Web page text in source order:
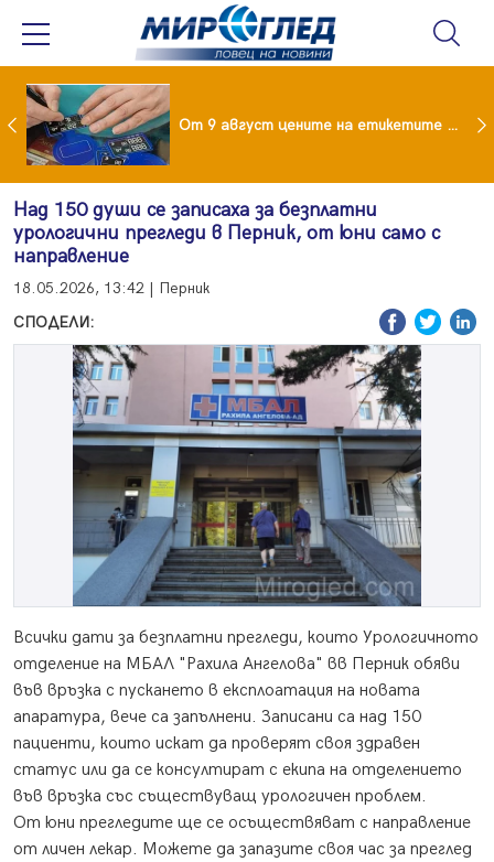
Проект за изграждане на 13-етажна "мегаджамия" разгневи жителите на Лондон От 9 август цените на етикетите само в евро
Над 150 души се записаха за безплатни
урологични прегледи в Перник, от юни само с
направление
18.05.2026, 13:42 | Перник
СПОДЕЛИ:
Всички дати за безплатни прегледи, които Урологичното
отделение на МБАЛ "Рахила Ангелова" вв Перник обяви
във връзка с пускането в експлоатация на новата
апаратура, вече са запълнени. Записани са над 150
пациенти, които искат да проверят своя здравен
статус или да се консултират с екипа на отделението
във връзка със съществуващ урологичен проблем.
От юни прегледите ще се осъществяват с направление
от личен лекар. Можете да запазите своя час за преглед